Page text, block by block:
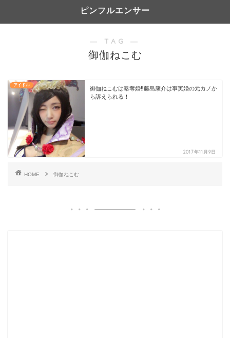
ピンフルエンサー
― TAG ―
御伽ねこむ
アイドル
御伽ねこむは略奪婚‼︎藤島康介は事実婚の元カノか
ら訴えられる！
2017年11月9日
HOME 御伽ねこむ